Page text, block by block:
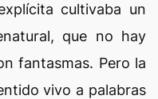
cultivaba un
que no hay
fantasmas. Pero la
vivo a palabras